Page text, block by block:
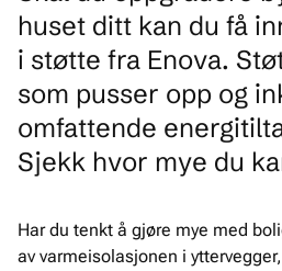
huset ditt kan du få
i støtte fra Enova.
som pusser opp og
omfattende
Sjekk hvor mye du
Har du tenkt å gjøre mye med
av varmeisolasjonen i